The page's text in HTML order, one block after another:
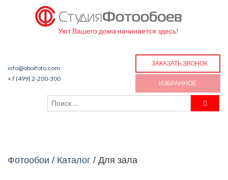
Уют Вашего дома начинается здесь!
info@oboifoto.com
+7 (499) 2-200-300
ЗАКАЗАТЬ ЗВОНОК
ИЗБРАННОЕ
Фотообои / Каталог / Для зала